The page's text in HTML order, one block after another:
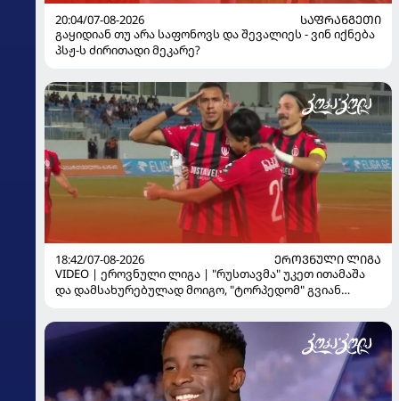
20:04/07-08-2026
ᲡᲐᲤᲠᲐᲜᲒᲔᲗᲘ
გაყიდიან თუ არა საფონოვს და შევალიეს - ვინ იქნება
პსჟ-ს ძირითადი მეკარე?
18:42/07-08-2026
ᲔᲠᲝᲕᲜᲣᲚᲘ ᲚᲘᲒᲐ
VIDEO | ეროვნული ლიგა | "რუსთავმა" უკეთ ითამაშა
და დამსახურებულად მოიგო, "ტორპედომ" გვიან